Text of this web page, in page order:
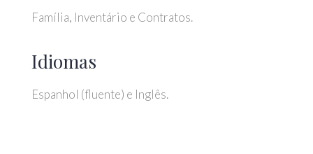
Família, Inventário e Contratos.
Idiomas
Espanhol (fluente) e Inglês.